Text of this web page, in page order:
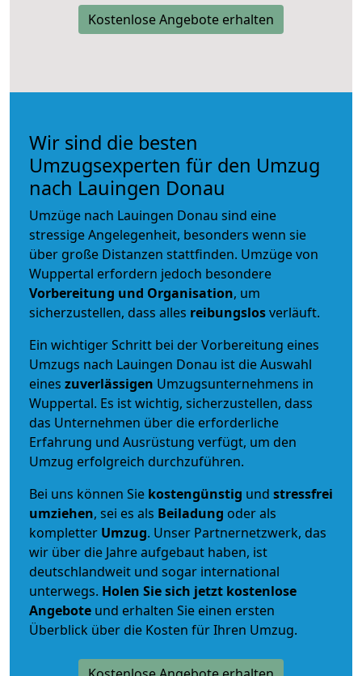
Kostenlose Angebote erhalten
Wir sind die besten
Umzugsexperten für den Umzug
nach Lauingen Donau
Umzüge nach Lauingen Donau sind eine
stressige Angelegenheit, besonders wenn sie
über große Distanzen stattfinden. Umzüge von
Wuppertal erfordern jedoch besondere
Vorbereitung und Organisation, um
sicherzustellen, dass alles reibungslosverläuft.
Ein wichtiger Schritt bei der Vorbereitung eines
Umzugs nach Lauingen Donau ist die Auswahl
eines zuverlässigen Umzugsunternehmens in
Wuppertal. Es ist wichtig, sicherzustellen, dass
das Unternehmen über die erforderliche
Erfahrung und Ausrüstung verfügt, um den
Umzug erfolgreich durchzuführen.
Bei uns können Sie kostengünstig und stressfrei
umziehen, sei es als Beiladung oder als
kompletter Umzug. Unser Partnernetzwerk, das
wir über die Jahre aufgebaut haben, ist
deutschlandweit und sogar international
unterwegs. Holen Sie sich jetzt kostenlose
Angebote und erhalten Sie einen ersten
Überblick über die Kosten für Ihren Umzug.